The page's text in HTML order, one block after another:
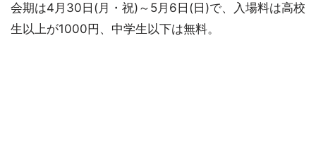
会期は4月30日(月・祝)～5月6日(日)で、入場料は高校
生以上が1000円、中学生以下は無料。